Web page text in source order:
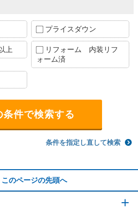
プライスダウン
上
リフォーム 内装リフ
ォーム済
条件を指定し直して検索
このページの先頭へ